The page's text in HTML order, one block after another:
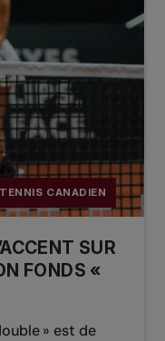
CANADIEN
SUR
FONDS «
» est de